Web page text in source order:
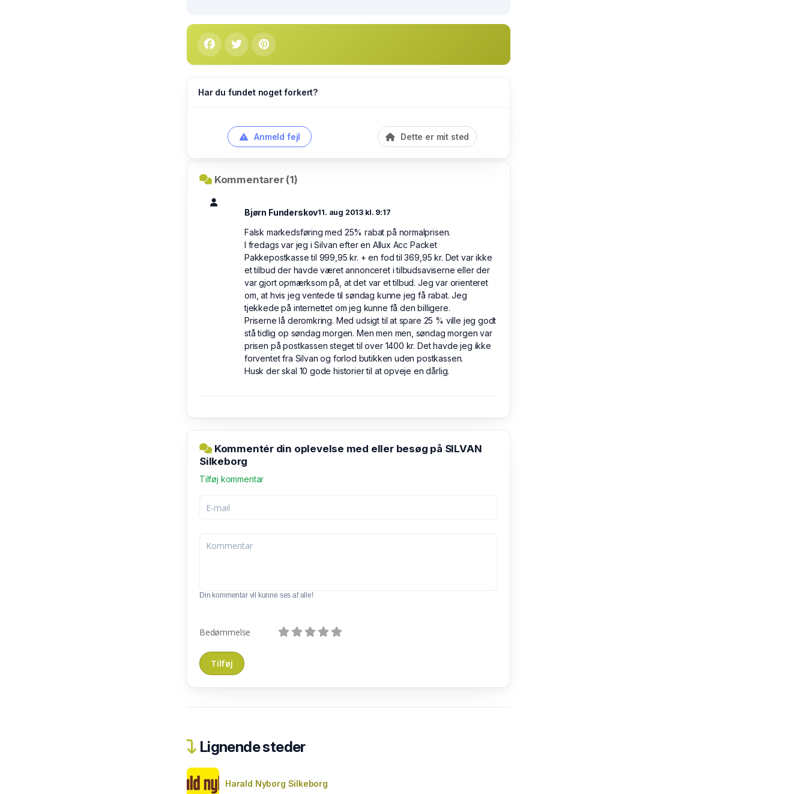
Har du fundet noget forkert?
Anmeld fejl Dette er mit sted
Kommentarer (1)
Bjørn Funderskov11. aug 2013 kl. 9:17
Falsk markedsføring med 25% rabat på normalprisen.
I fredags var jeg i Silvan efter en Allux Acc Packet
Pakkepostkasse til 999,95 kr. + en fod til 369,95 kr. Det var ikke
et tilbud der havde været annonceret i tilbudsaviserne eller der
var gjort opmærksom på, at det var et tilbud. Jeg var orienteret
om, at hvis jeg ventede til søndag kunne jeg få rabat. Jeg
tjekkede på internettet om jeg kunne få den billigere.
Priserne lå deromkring. Med udsigt til at spare 25 % ville jeg godt
stå tidlig op søndag morgen. Men men men, søndag morgen var
prisen på postkassen steget til over 1400 kr. Det havde jeg ikke
forventet fra Silvan og forlod butikken uden postkassen.
Husk der skal 10 gode historier til at opveje en dårlig.
Kommentér din oplevelse med eller besøg på SILVAN
Silkeborg
Tilføj kommentar
Din kommentar vil kunne ses af alle!
Bedømmelse
Lignende steder
Harald Nyborg Silkeborg